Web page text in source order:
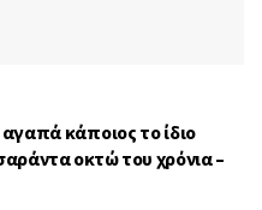
κάποιος το ίδιο
οκτώ του χρόνια –